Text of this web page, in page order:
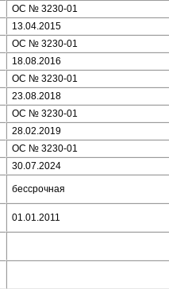
ОС № 3230-01
13.04.2015
ОС № 3230-01
18.08.2016
ОС № 3230-01
23.08.2018
ОС № 3230-01
28.02.2019
ОС № 3230-01
30.07.2024
бессрочная
01.01.2011